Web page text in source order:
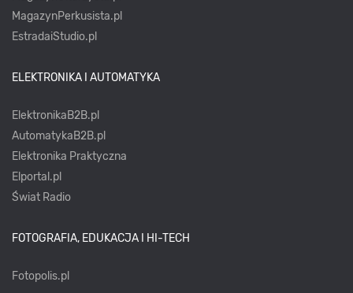
MagazynPerkusista.pl
EstradaiStudio.pl
ELEKTRONIKA I AUTOMATYKA
ElektronikaB2B.pl
AutomatykaB2B.pl
Elektronika Praktyczna
Elportal.pl
Świat Radio
FOTOGRAFIA, EDUKACJA I HI-TECH
Fotopolis.pl